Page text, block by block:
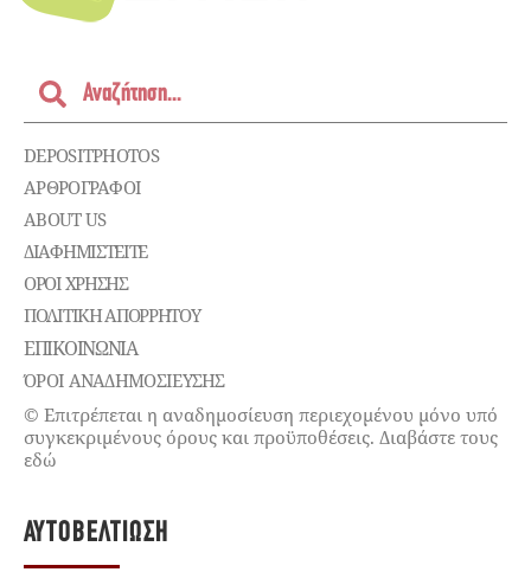
DEPOSITPHOTOS
ΑΡΘΡΟΓΡΑΦΟΙ
ABOUT US
ΔΙΑΦΗΜΙΣΤΕΊΤΕ
ΌΡΟΙ ΧΡΉΣΗΣ
ΠΟΛΙΤΙΚΉ ΑΠΟΡΡΉΤΟΥ
ΕΠΙΚΟΙΝΩΝΊΑ
ΌΡΟΙ ΑΝΑΔΗΜΟΣΙΕΥΣΗΣ
© Επιτρέπεται η αναδημοσίευση περιεχομένου μόνο υπό
συγκεκριμένους όρους και προϋποθέσεις. Διαβάστε τους
εδώ
ΑΥΤΟΒΕΛΤΊΩΣΗ